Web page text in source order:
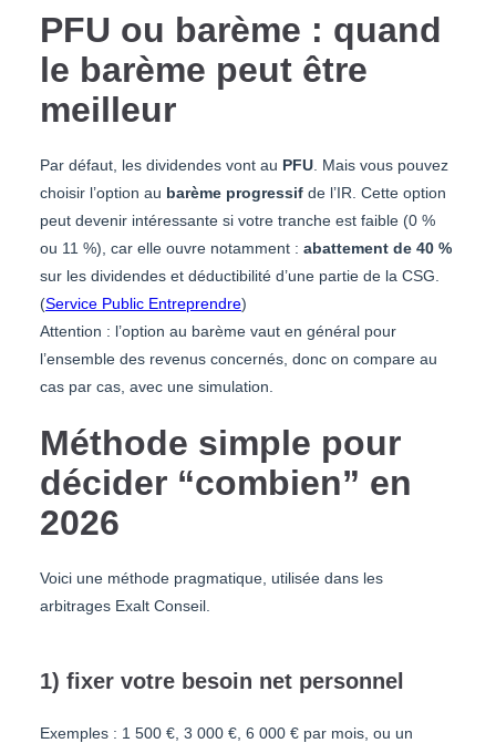
PFU ou barème : quand
le barème peut être
meilleur
Par défaut, les dividendes vont au PFU . Mais vous pouvez
choisir l’option au barème progressif de l’IR. Cette option
peut devenir intéressante si votre tranche est faible (0 %
ou 11 %), car elle ouvre notamment : abattement de 40 %
sur les dividendes et déductibilité d’une partie de la CSG.
(Service Public Entreprendre)
Attention : l’option au barème vaut en général pour
l’ensemble des revenus concernés, donc on compare au
cas par cas, avec une simulation.
Méthode simple pour
décider “combien” en
2026
Voici une méthode pragmatique, utilisée dans les
arbitrages Exalt Conseil.
1) fixer votre besoin net personnel
Exemples : 1 500 €, 3 000 €, 6 000 € par mois, ou un